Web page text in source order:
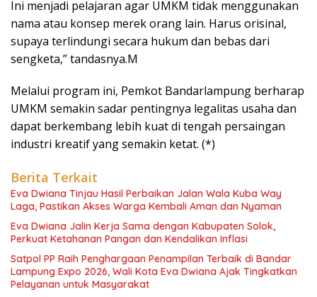
Ini menjadi pelajaran agar UMKM tidak menggunakan
nama atau konsep merek orang lain. Harus orisinal,
supaya terlindungi secara hukum dan bebas dari
sengketa,” tandasnya.M
Melalui program ini, Pemkot Bandarlampung berharap
UMKM semakin sadar pentingnya legalitas usaha dan
dapat berkembang lebih kuat di tengah persaingan
industri kreatif yang semakin ketat. (*)
Berita Terkait
Eva Dwiana Tinjau Hasil Perbaikan Jalan Wala Kuba Way
Laga, Pastikan Akses Warga Kembali Aman dan Nyaman
Eva Dwiana Jalin Kerja Sama dengan Kabupaten Solok,
Perkuat Ketahanan Pangan dan Kendalikan Inflasi
Satpol PP Raih Penghargaan Penampilan Terbaik di Bandar
Lampung Expo 2026, Wali Kota Eva Dwiana Ajak Tingkatkan
Pelayanan untuk Masyarakat